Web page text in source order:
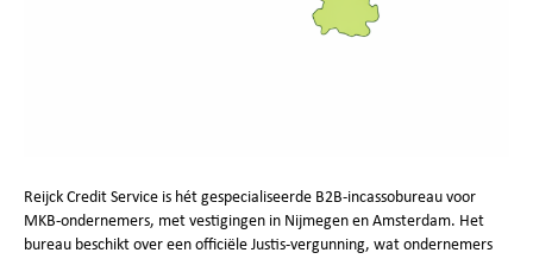
Reijck Credit Service is hét gespecialiseerde B2B‑incassobureau voor
MKB‑ondernemers, met vestigingen in Nijmegen en Amsterdam. Het
bureau beschikt over een officiële Justis‑vergunning, wat ondernemers